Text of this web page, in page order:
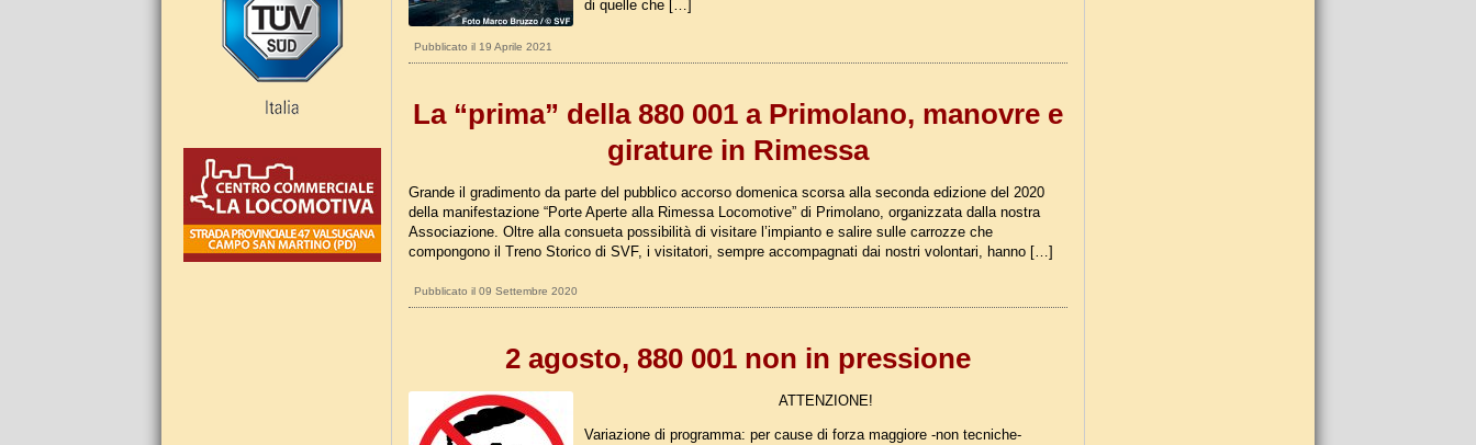
di quelle che […]
Pubblicato il 19 Aprile 2021
La “prima” della 880 001 a Primolano, manovre e
girature in Rimessa
Grande il gradimento da parte del pubblico accorso domenica scorsa alla seconda edizione del 2020
della manifestazione “Porte Aperte alla Rimessa Locomotive” di Primolano, organizzata dalla nostra
Associazione. Oltre alla consueta possibilità di visitare l’impianto e salire sulle carrozze che
compongono il Treno Storico di SVF, i visitatori, sempre accompagnati dai nostri volontari, hanno […]
Pubblicato il 09 Settembre 2020
2 agosto, 880 001 non in pressione
ATTENZIONE!
Variazione di programma: per cause di forza maggiore -non tecniche-